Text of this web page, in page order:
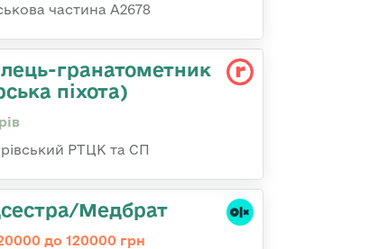
частина А2678
гранатометник
піхота)
РТЦК та СП
Медбрат
до 120000 грн